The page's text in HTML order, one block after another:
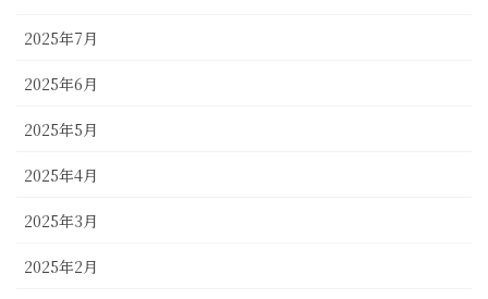
2025年7月
2025年6月
2025年5月
2025年4月
2025年3月
2025年2月